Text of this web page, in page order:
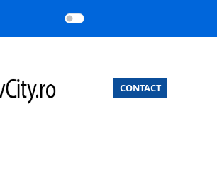
CONTACT